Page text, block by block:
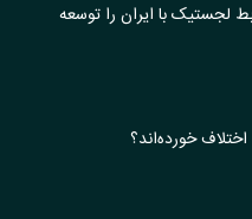
لجستیک با ایران را توسعه
خورده‌اند؟